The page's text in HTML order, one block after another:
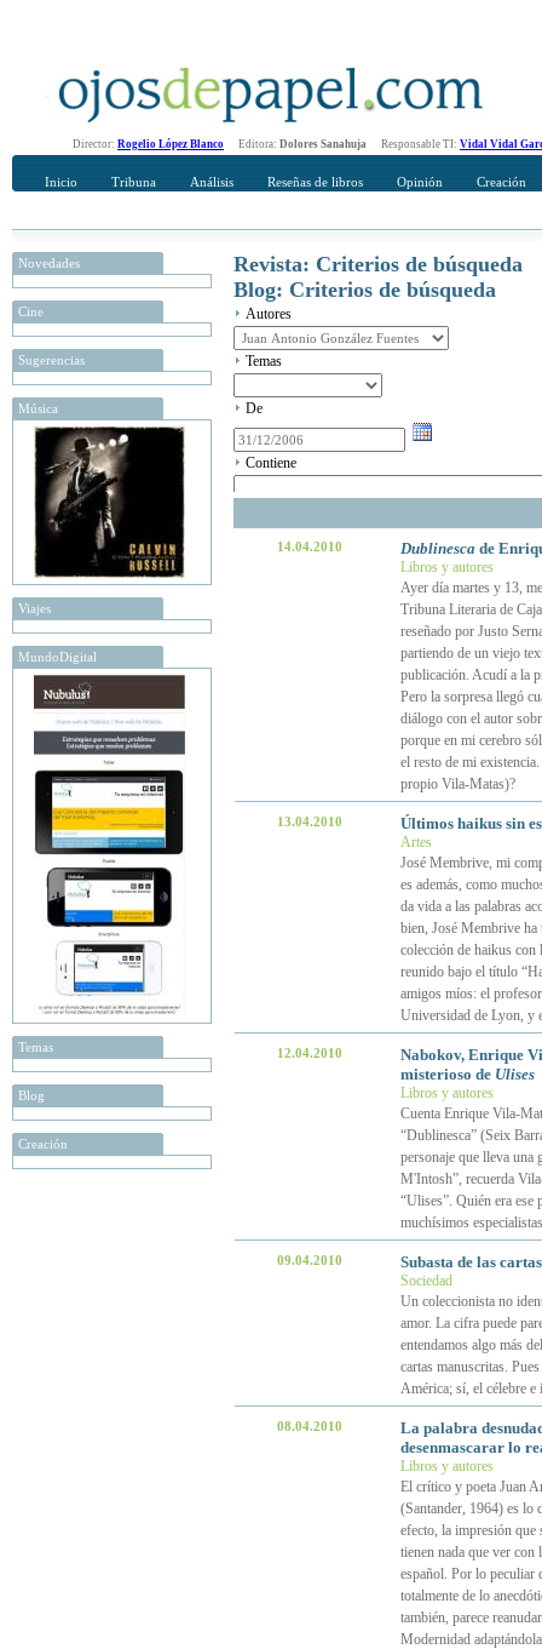
Director: Rogelio López Blanco Editora: Dolores Sanahuja Responsable TI: Vidal Vidal
Inicio Tribuna Análisis Reseñas de libros Opinión Creación
Novedades
Cine
Sugerencias
Música
Viajes
MundoDigital
Temas
Blog
Creación
Revista: Criterios de búsqueda
Blog: Criterios de búsqueda
Autores
Temas
De
Contiene
14.04.2010 Dublinesca de
Libros y autores
Ayer día martes y 13,
Tribuna Literaria de
reseñado por Justo
partiendo de un viejo
publicación. Acudí a la
Pero la sorpresa llegó
diálogo con el autor
porque en mi cerebro
el resto de mi
propio Vila-Matas)?
13.04.2010 Últimos haikus sin
Artes
José Membrive, mi
es además, como
da vida a las palabras
bien, José Membrive ha
colección de haikus con
reunido bajo el título
amigos míos: el
Universidad de Lyon, y
12.04.2010
Nabokov, Enrique
misterioso de Ulises
Libros y autores
Cuenta Enrique Vila-
“Dublinesca” (Seix
personaje que lleva una
M'Intosh”, recuerda
“Ulises”. Quién era ese
muchísimos
09.04.2010 Subasta de las
Sociedad
Un coleccionista no
amor. La cifra puede
entendamos algo más
cartas manuscritas.
América; sí, el célebre
08.04.2010
La palabra
desenmascarar lo
Libros y autores
El crítico y poeta Juan
(Santander, 1964) es lo
efecto, la impresión que
tienen nada que ver con
español. Por lo peculiar
totalmente de lo
también, parece
Modernidad